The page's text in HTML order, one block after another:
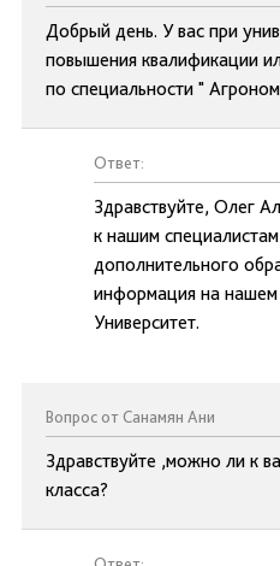
Добрый день. У вас при
повышения квалификации
по специальности "
Ответ:
Здравствуйте, Олег
к нашим
дополнительного
информация на нашем
Университет.
Вопрос от Санамян Ани
Здравствуйте ,можно ли к
класса?